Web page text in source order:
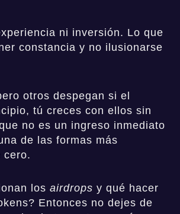
ni inversión. Lo que
constancia y no ilusionarse
otros despegan si el
tú creces con ellos sin
no es un ingreso inmediato
de las formas más
cero.
los airdrops y qué hacer
Entonces no dejes de